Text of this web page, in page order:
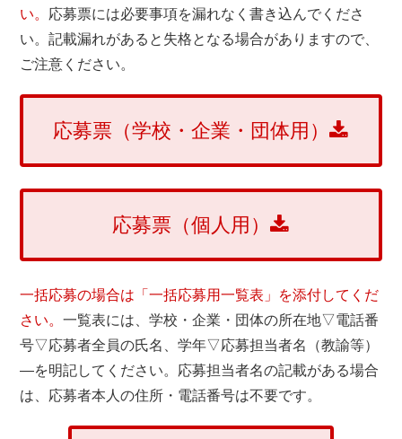
い。 応募票には必要事項を漏れなく書き込んでくださ
い。記載漏れがあると失格となる場合がありますので、
ご注意ください。
応募票（学校・企業・団体用）
応募票（個人用）
一括応募の場合は「一括応募用一覧表」を添付してくだ
さい。一覧表には、学校・企業・団体の所在地▽電話番
号▽応募者全員の氏名、学年▽応募担当者名（教諭等）
―を明記してください。応募担当者名の記載がある場合
は、応募者本人の住所・電話番号は不要です。